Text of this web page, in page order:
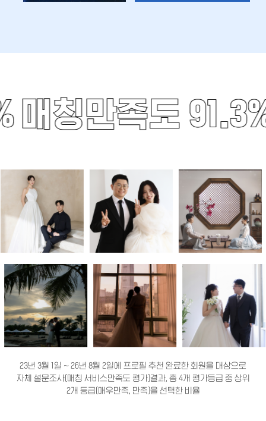
매칭만족도
23년 3월 1일 ~ 26년 8월 2일에 프로필 추천 완료한 회원을 대상으로
자체 설문조사(매칭 서비스만족도 평가)결과, 총 4개 평가등급 중 상위
2개 등급(매우만족, 만족)을 선택한 비율